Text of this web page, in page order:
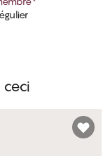
au panier